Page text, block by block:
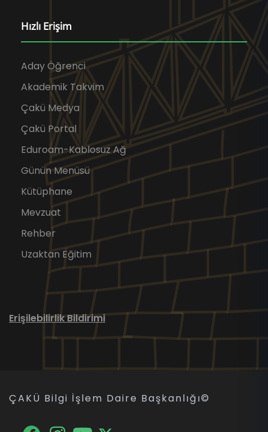
Hızlı Erişim
Aday Öğrenci
Akademik Takvim
Çakü Medya
Çakü Portal
Eduroam-Kablosuz Ağ
Günün Menüsü
Kütüphane
Mevzuat
Rehber
Uzaktan Eğitim
Erişilebilirlik Bildirimi
ÇAKÜ Bilgi İşlem Daire Başkanlığı©